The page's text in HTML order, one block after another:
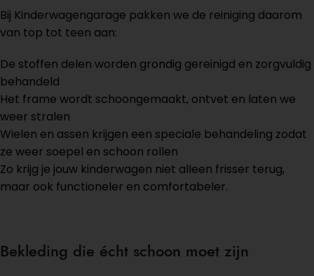
Bij Kinderwagengarage pakken we de reiniging daarom
van top tot teen aan:
De stoffen delen worden grondig gereinigd en zorgvuldig
behandeld
Het frame wordt schoongemaakt, ontvet en laten we
weer stralen
Wielen en assen krijgen een speciale behandeling zodat
ze weer soepel en schoon rollen
Zo krijg je jouw kinderwagen niet alleen frisser terug,
maar ook functioneler en comfortabeler.
Bekleding die écht schoon moet zijn